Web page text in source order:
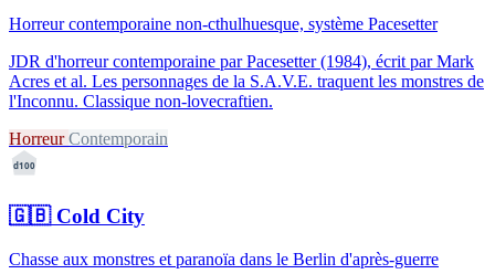
Horreur contemporaine non-cthulhuesque, système Pacesetter
JDR d'horreur contemporaine par Pacesetter (1984), écrit par Mark
Acres et al. Les personnages de la S.A.V.E. traquent les monstres de
l'Inconnu. Classique non-lovecraftien.
HorreurContemporain
d100
🇬🇧Cold City
Chasse aux monstres et paranoïa dans le Berlin d'après-guerre